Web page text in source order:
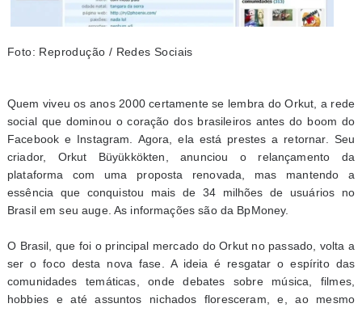
Foto: Reprodução / Redes Sociais
Quem viveu os anos 2000 certamente se lembra do Orkut, a rede
social que dominou o coração dos brasileiros antes do boom do
Facebook e Instagram. Agora, ela está prestes a retornar. Seu
criador, Orkut Büyükkökten, anunciou o relançamento da
plataforma com uma proposta renovada, mas mantendo a
essência que conquistou mais de 34 milhões de usuários no
Brasil em seu auge. As informações são da BpMoney.
O Brasil, que foi o principal mercado do Orkut no passado, volta a
ser o foco desta nova fase. A ideia é resgatar o espírito das
comunidades temáticas, onde debates sobre música, filmes,
hobbies e até assuntos nichados floresceram, e, ao mesmo